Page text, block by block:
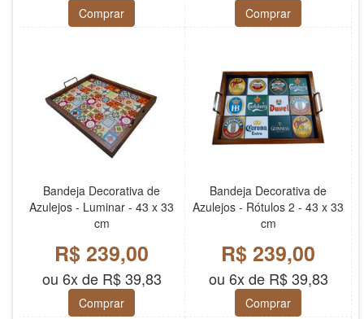
Comprar Comprar
Bandeja Decorativa de
Azulejos - Luminar - 43 x 33
cm
R$ 239,00
ou 6x de R$ 39,83
Comprar
Bandeja Decorativa de
Azulejos - Rótulos 2 - 43 x 33
cm
R$ 239,00
ou 6x de R$ 39,83
Comprar